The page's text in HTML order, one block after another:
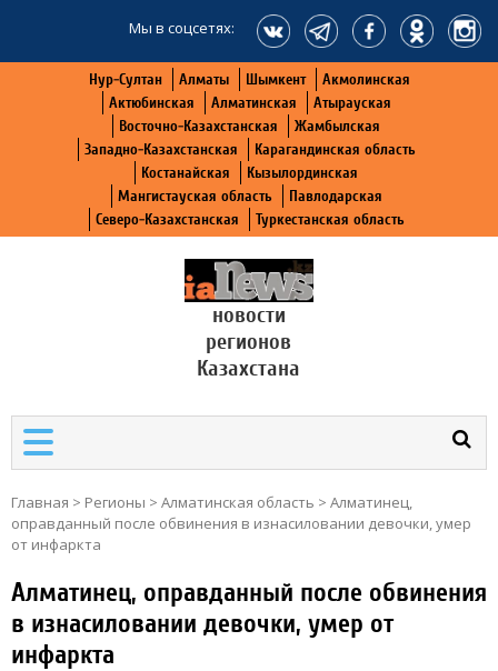
Мы в соцсетях:
Нур-Султан Алматы Шымкент
Акмолинская
Актюбинская
Алматинская
Атырауская
Восточно-Казахстанская
Жамбылская
Западно-Казахстанская
Карагандинская область
Костанайская
Кызылординская
Мангистауская область
Павлодарская
Северо-Казахстанская
Туркестанская область
новости
регионов
Казахстана
Главная > Регионы > Алматинская область > Алматинец,
оправданный после обвинения в изнасиловании девочки, умер
от инфаркта
Алматинец, оправданный после обвинения
в изнасиловании девочки, умер от
инфаркта